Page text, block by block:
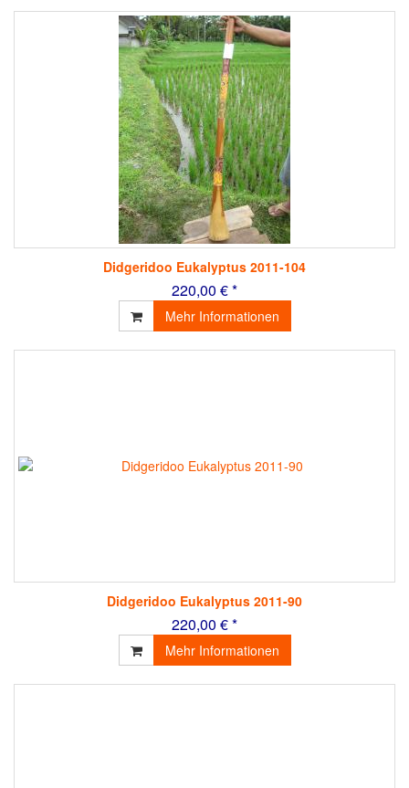
Didgeridoo Eukalyptus 2011-104
220,00 € *
Mehr Informationen
Didgeridoo Eukalyptus 2011-90
220,00 € *
Mehr Informationen